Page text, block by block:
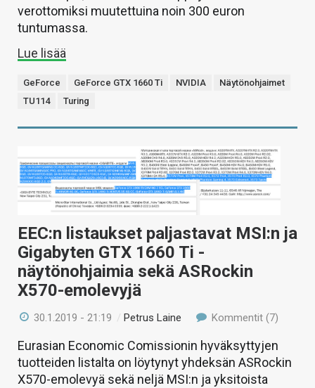
verottomiksi muutettuina noin 300 euron
tuntumassa.
Lue lisää
GeForce GeForce GTX 1660 Ti NVIDIA
Näytönohjaimet
TU114
Turing
EEC:n listaukset paljastavat MSI:n ja
Gigabyten GTX 1660 Ti -
näytönohjaimia sekä ASRockin
X570-emolevyjä
30.1.2019 - 21:19 /Petrus Laine Kommentit (7)
Eurasian Economic Comissionin hyväksyttyjen
tuotteiden listalta on löytynyt yhdeksän ASRockin
X570-emolevyä sekä neljä MSI:n ja yksitoista